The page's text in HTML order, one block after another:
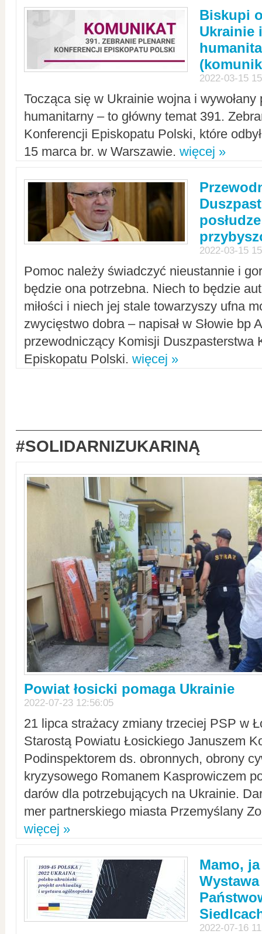
Biskupi
Ukrainie
2022-03-15
Tocząca się w Ukrainie wojna i
humanitarny – to główny temat 391.
Konferencji Episkopatu Polski, które
15 marca br. w Warszawie. więcej »
2022-03-15
Pomoc należy świadczyć nieustannie i
będzie ona potrzebna. Niech to będzie
miłości i niech jej stale towarzyszy ufna
zwycięstwo dobra – napisał w Słowie bp
przewodniczący Komisji Duszpasterstwa
Episkopatu Polski. więcej »
#SOLIDARNIZUKARINĄ
Powiat łosicki pomaga Ukrainie
2022-07-23 12:56:05
21 lipca strażacy zmiany trzeciej PSP w
Starostą Powiatu Łosickiego Januszem
Podinspektorem ds. obronnych, obrony
kryzysowego Romanem Kasprowiczem
darów dla potrzebujących na Ukrainie.
mer partnerskiego miasta Przemyślany
więcej »
Mamo,
2022-07-16